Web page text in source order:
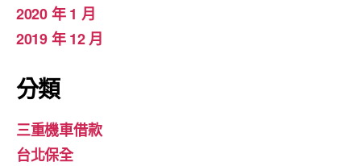
2020 年 1 月
2019 年 12 月
分類
三重機車借款
台北保全